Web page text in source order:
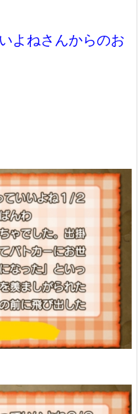
よねさんからのお